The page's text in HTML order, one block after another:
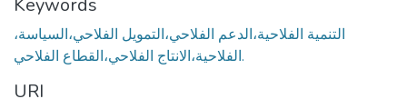
،التنمية الفلاحية،الدعم الفلاحي،التمويل الفلاحي،السياسة
الفلاحية،الانتاج الفلاحي،القطاع الفلاحي.
URI